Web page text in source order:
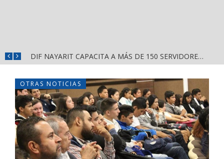
DIF NAYARIT CAPACITA A MÁS DE 150 SERVIDORES PÚBLICOS EN ATENCIÓN AL ESPECTRO AUTISTA
OTRAS NOTICIAS